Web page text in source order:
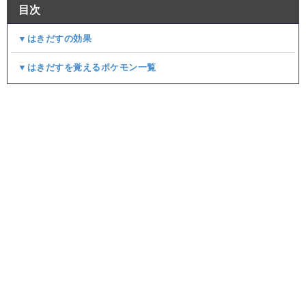
目次
▼はきだすの効果
▼はきだすを覚えるポケモン一覧